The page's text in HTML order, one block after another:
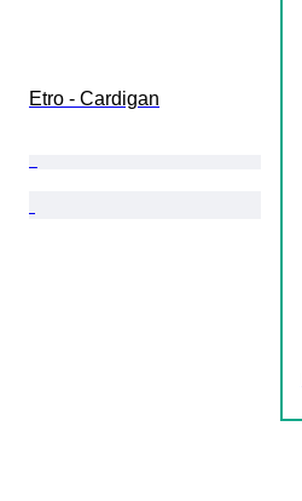
Etro - Cardigan